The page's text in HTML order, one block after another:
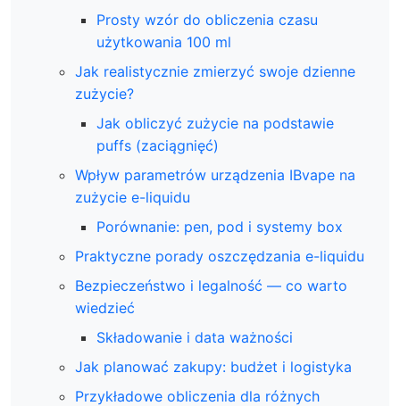
Prosty wzór do obliczenia czasu
użytkowania 100 ml
Jak realistycznie zmierzyć swoje dzienne
zużycie?
Jak obliczyć zużycie na podstawie
puffs (zaciągnięć)
Wpływ parametrów urządzenia IBvape na
zużycie e-liquidu
Porównanie: pen, pod i systemy box
Praktyczne porady oszczędzania e-liquidu
Bezpieczeństwo i legalność — co warto
wiedzieć
Składowanie i data ważności
Jak planować zakupy: budżet i logistyka
Przykładowe obliczenia dla różnych